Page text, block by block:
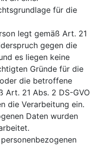
für die
legt gemäß Art. 21
gegen die
es liegen keine
Gründe für die
die betroffene
Art. 21 Abs. 2 DS-GVO
die Verarbeitung ein.
Daten wurden